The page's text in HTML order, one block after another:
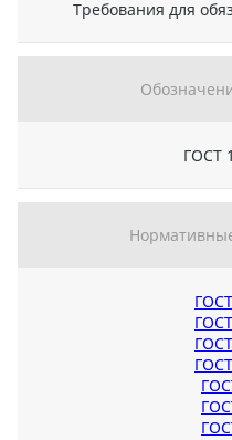
Требования для
ГОСТ